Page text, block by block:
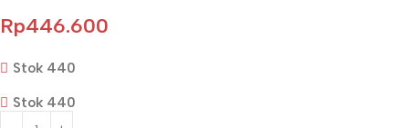
Rp446.600
Stok 440
Stok 440